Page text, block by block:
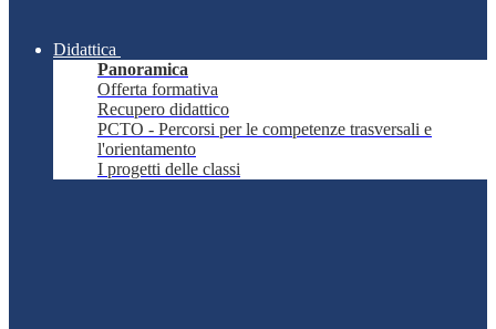
Didattica
Panoramica
Offerta formativa
Recupero didattico
PCTO - Percorsi per le competenze trasversali e
l'orientamento
I progetti delle classi